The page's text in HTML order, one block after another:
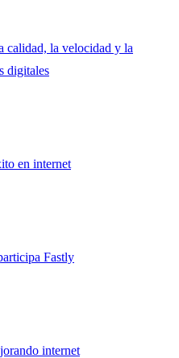
calidad, la velocidad y la
digitales
en internet
Fastly
internet